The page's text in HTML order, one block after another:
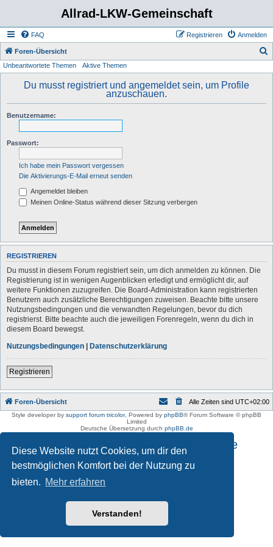
Diese Website nutzt Cookies, um dir den
bestmöglichen Komfort bei der Nutzung zu
bieten. Mehr erfahren
Verstanden!
Allrad-LKW-Gemeinschaft
FAQ Anmelden
Registrieren
Foren-Übersicht
Unbeantwortete Themen Aktive Themen
Du musst registriert und angemeldet sein, um Profile
anzuschauen.
Benutzername:
Passwort:
Ich habe mein Passwort vergessen
Die Aktivierungs-E-Mail erneut senden
Angemeldet bleiben
Meinen Online-Status während dieser Sitzung verbergen
REGISTRIEREN
Du musst in diesem Forum registriert sein, um dich anmelden zu können. Die
Registrierung ist in wenigen Augenblicken erledigt und ermöglicht dir, auf
weitere Funktionen zuzugreifen. Die Board-Administration kann registrierten
Benutzern auch zusätzliche Berechtigungen zuweisen. Beachte bitte unsere
Nutzungsbedingungen und die verwandten Regelungen, bevor du dich
registrierst. Bitte beachte auch die jeweiligen Forenregeln, wenn du dich in
diesem Board bewegst.
Nutzungsbedingungen | Datenschutzerklärung
Registrieren
Foren-Übersicht Alle Zeiten sind UTC+02:00
Style developer by support forum tricolor, Powered by phpBB® Forum Software © phpBB
Limited
Deutsche Übersetzung durch phpBB.de
Impressum und Datenschutzhinweise